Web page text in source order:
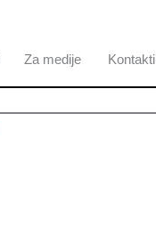
Za medije Kontakti